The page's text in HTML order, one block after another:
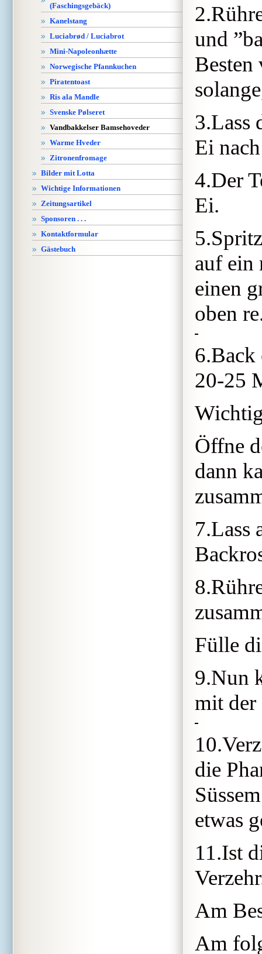
(Faschingsgebäck)
Kanelstang
Luciabrød / Luciabrot
Mini-Napoleonhætte
Norwegische Pfannkuchen
Piratentoast
Ris ala Mandle
Svenske Pølseret
Vandbakkelser Bamsehoveder
Warme Hveder
Zitronenfromage
Bilder mit Lotta
Wichtige Informationen
Zeitungsartikel
Sponsoren . . .
Kontaktformular
Gästebuch
und
Besten
3.Lass
Ei
4.Der
Ei.
auf ein
einen
oben
6.Back
20-25
Öffne
dann
7.Lass
Fülle
9.Nun
mit der
die
etwas
11.Ist
Am
Am